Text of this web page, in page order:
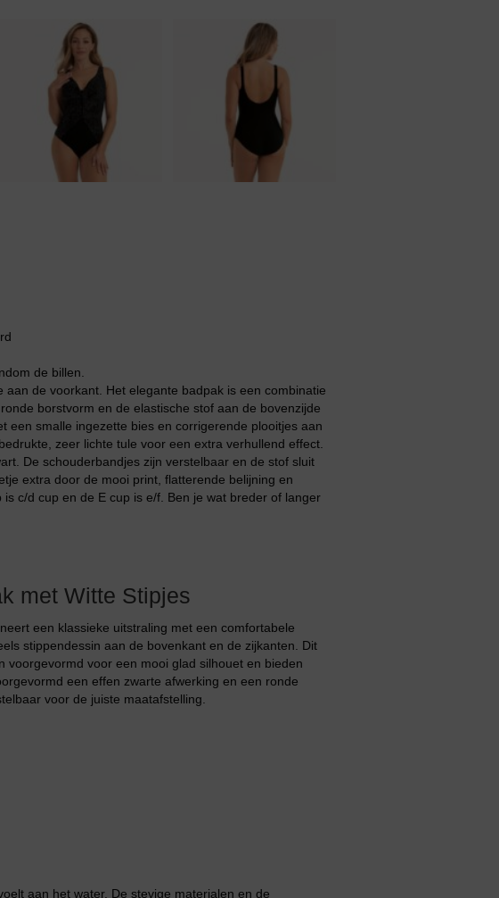
de billen.
de voorkant. Het elegante badpak is een combinatie
borstvorm en de elastische stof aan de bovenzijde
een smalle ingezette bies en corrigerende plooitjes aan
zeer lichte tule voor een extra verhullend effect.
De schouderbandjes zijn verstelbaar en de stof sluit
extra door de mooi print, flatterende belijning en
c/d cup en de E cup is e/f. Ben je wat breder of langer
met Witte Stipjes
een klassieke uitstraling met een comfortabele
stippendessin aan de bovenkant en de zijkanten. Dit
voorgevormd voor een mooi glad silhouet en bieden
een effen zwarte afwerking en een ronde
voor de juiste maatafstelling.
aan het water. De stevige materialen en de
Body
Jarratel
Badjassen